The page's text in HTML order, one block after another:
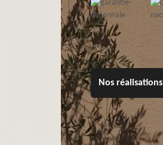
Nos réalisations